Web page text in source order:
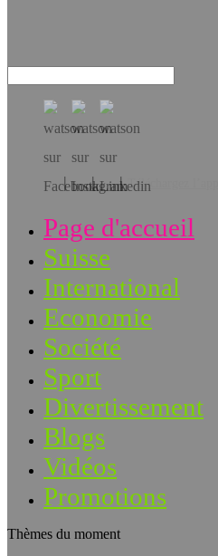
Téléchargez l’app!
Page d'accueil
Suisse
International
Economie
Société
Sport
Divertissement
Blogs
Vidéos
Promotions
Thèmes du moment